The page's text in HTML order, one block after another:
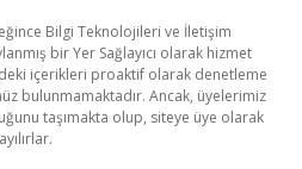
Bilgi Teknolojileri ve İletişim
bir Yer Sağlayıcı olarak hizmet
içerikleri proaktif olarak denetleme
bulunmamaktadır. Ancak, üyelerimiz
taşımakta olup, siteye üye olarak